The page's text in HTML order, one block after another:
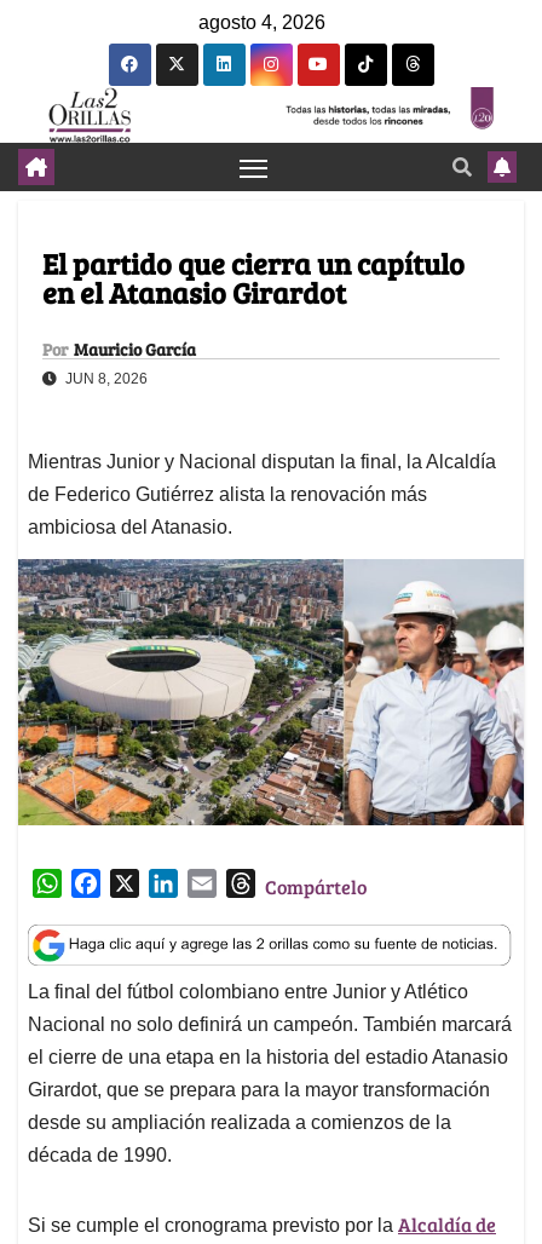
agosto 4, 2026
El partido que cierra un capítulo
en el Atanasio Girardot
Por Mauricio García
JUN 8, 2026
Mientras Junior y Nacional disputan la final, la Alcaldía
de Federico Gutiérrez alista la renovación más
ambiciosa del Atanasio.
W
a
t
s
A
p
p
c
e
b
o
o
k
n
k
e
d
I
n
a
i
l
T
r
e
a
d
s
Compártelo
La final del fútbol colombiano entre Junior y Atlético
Nacional no solo definirá un campeón. También marcará
el cierre de una etapa en la historia del estadio Atanasio
Girardot, que se prepara para la mayor transformación
desde su ampliación realizada a comienzos de la
década de 1990.
Si se cumple el cronograma previsto por la Alcaldía de